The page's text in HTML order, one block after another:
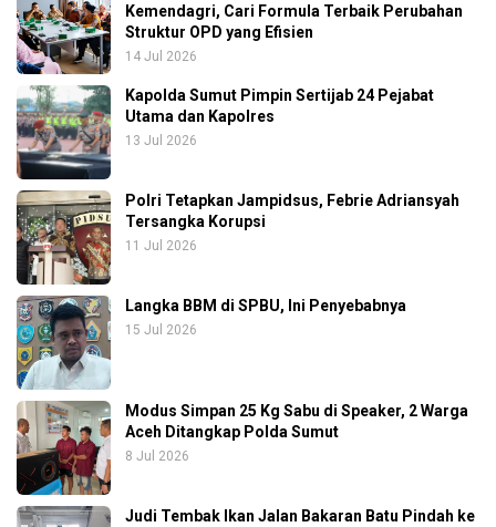
Kemendagri, Cari Formula Terbaik Perubahan
Struktur OPD yang Efisien
14 Jul 2026
Kapolda Sumut Pimpin Sertijab 24 Pejabat
Utama dan Kapolres
13 Jul 2026
Polri Tetapkan Jampidsus, Febrie Adriansyah
Tersangka Korupsi
11 Jul 2026
Langka BBM di SPBU, Ini Penyebabnya
15 Jul 2026
Modus Simpan 25 Kg Sabu di Speaker, 2 Warga
Aceh Ditangkap Polda Sumut
8 Jul 2026
Judi Tembak Ikan Jalan Bakaran Batu Pindah ke